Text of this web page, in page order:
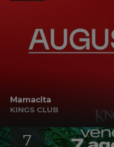
Mamacita
KINGS CLUB
7